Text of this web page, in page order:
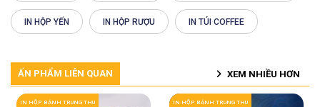
IN HỘP YẾN IN HỘP RƯỢU IN TÚI COFFEE
ẤN PHẨM LIÊN QUAN XEM NHIỀU HƠN
IN HỘP BÁNH TRUNG THU IN HỘP BÁNH TRUNG THU